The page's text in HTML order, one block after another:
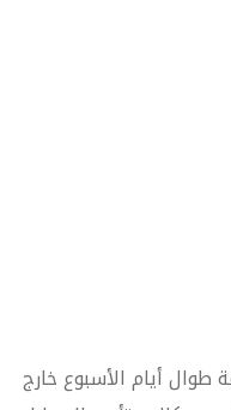
طوال أيام الأسبوع خارج